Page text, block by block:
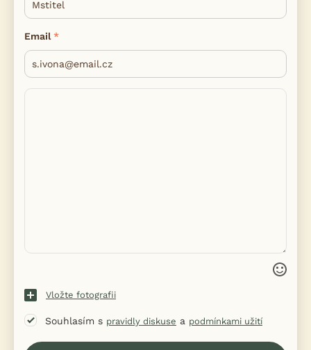
Email
Vložte fotografii
Souhlasím s pravidly diskuse a podmínkami užití